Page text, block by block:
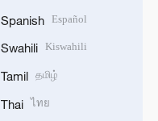
Spanish Español
Swahili Kiswahili
Tamil தமிழ்
Thai ไทย